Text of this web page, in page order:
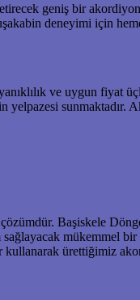
geniş bir
deneyimi için
ve uygun fiyat
sunmaktadır.
Başiskele
mükemmel
ürettiğimiz